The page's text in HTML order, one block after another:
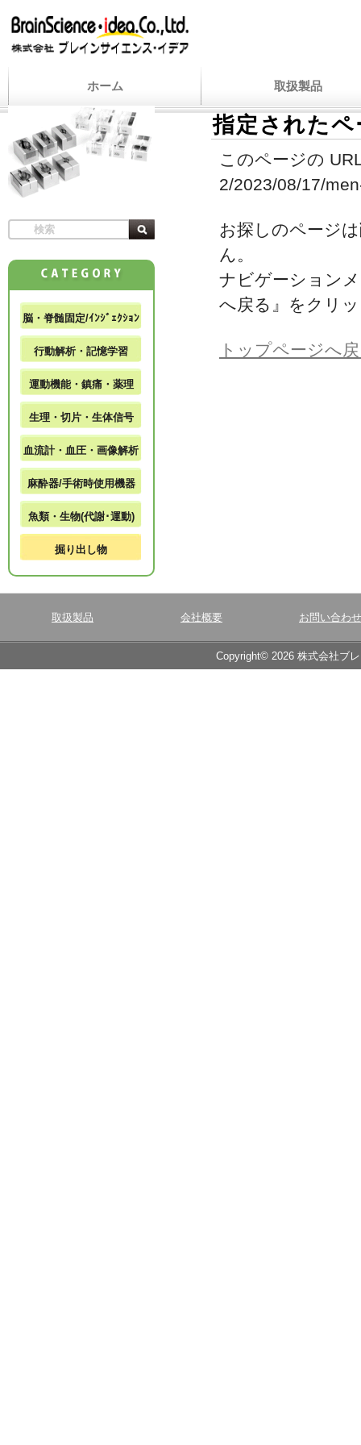
ホーム 取扱製品
指定された
このページの
2/2023/08/17/
お探しのページ
ん。
ナビゲーション
へ戻る』をクリ
トップページへ
脳・脊髄固定/ｲﾝｼﾞｪｸｼｮﾝ
行動解析・記憶学習
運動機能・鎮痛・薬理
生理・切片・生体信号
血流計・血圧・画像解析
麻酔器/手術時使用機器
魚類・生物(代謝･運動)
掘り出し物
取扱製品 会社概要 お問い合わせ
Copyright© 2026 株式会社ブ